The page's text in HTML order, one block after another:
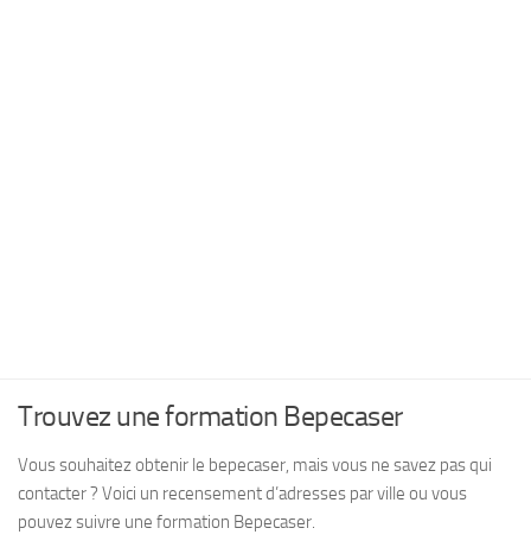
Trouvez une formation Bepecaser
Vous souhaitez obtenir le bepecaser, mais vous ne savez pas qui
contacter ? Voici un recensement d’adresses par ville ou vous
pouvez suivre une formation Bepecaser.